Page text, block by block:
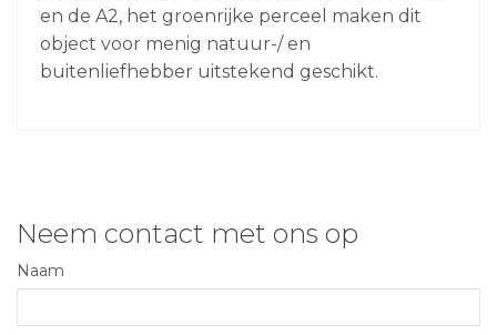
en de A2, het groenrijke perceel maken dit
object voor menig natuur-/ en
buitenliefhebber uitstekend geschikt.
Neem contact met ons op
Naam